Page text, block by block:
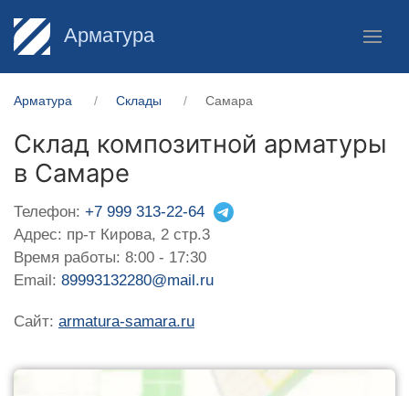
Арматура
Арматура Склады Самара
Склад композитной арматуры
в Самаре
Телефон: +7 999 313-22-64
Адрес: пр-т Кирова, 2 стр.3
Время работы: 8:00 - 17:30
Email: 89993132280@mail.ru
Сайт: armatura-samara.ru